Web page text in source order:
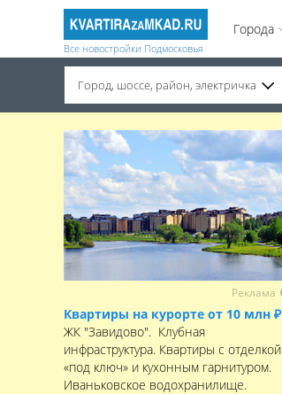
Все новостройки Подмосковья
Города
Город, шоссе, район, электричка
Реклама
Квартиры на курорте от 10 млн ₽
ЖК "Завидово". Клубная
инфраструктура. Квартиры с отделкой
«под ключ» и кухонным гарнитуром.
Иваньковское водохранилище.